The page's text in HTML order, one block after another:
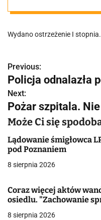
Wydano ostrzeżenie I stopnia.
N
a
w
i
g
a
c
j
Previous:
Policja odnalazła
Next:
Pożar szpitala.
Może Ci się
Lądowanie śmigłowca
pod Poznaniem
8 sierpnia 2026
Coraz więcej aktów
osiedlu. "Zachowanie
8 sierpnia 2026